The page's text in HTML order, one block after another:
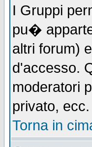
I Gruppi
pu�
altri forum)
d'accesso.
moderatori
privato, ecc.
Torna in